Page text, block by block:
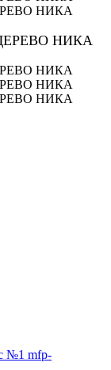
НИКА
№1 mfp-